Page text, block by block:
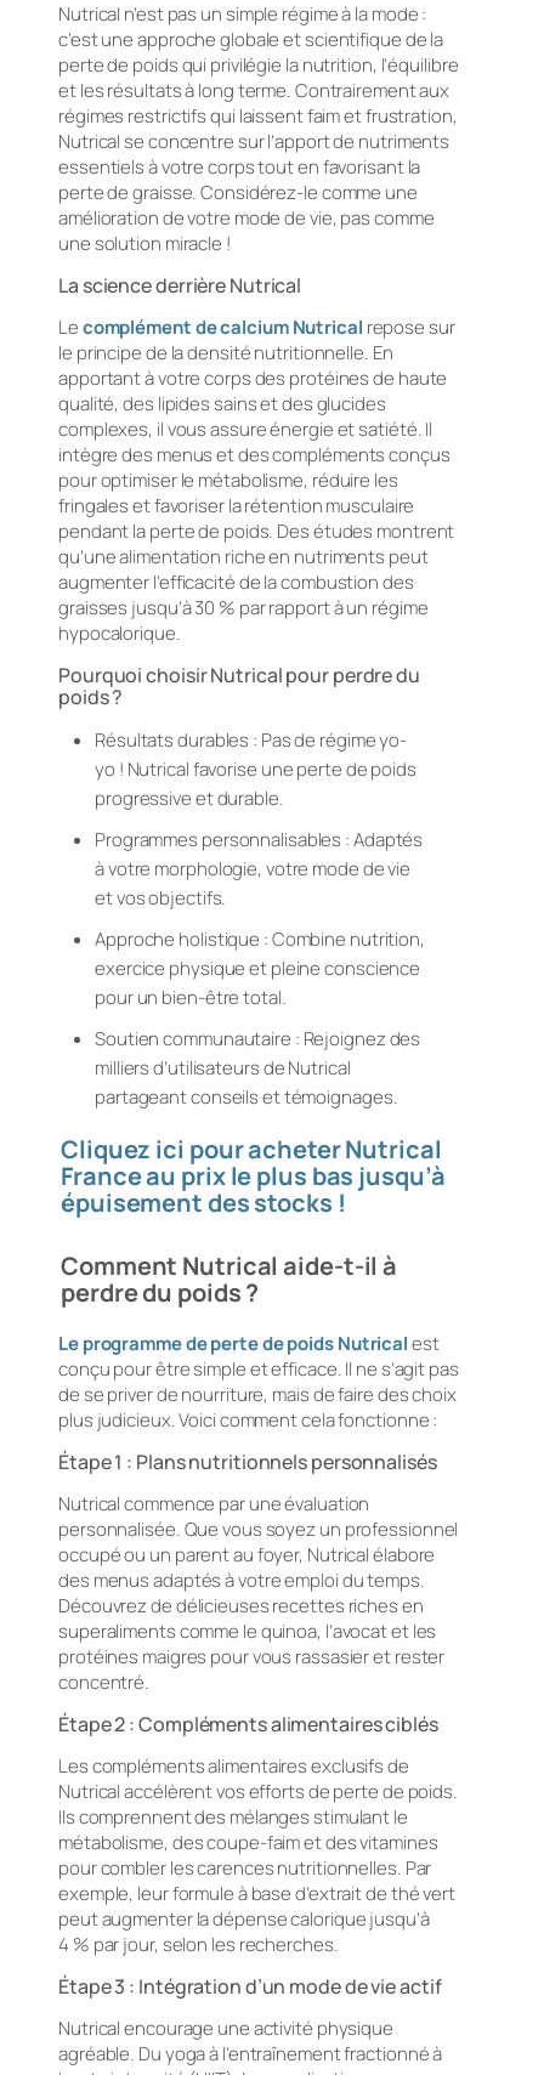
Nutrical n’est pas un simple régime à la mode :
c’est une approche globale et scientifique de la
perte de poids qui privilégie la nutrition, l’équilibre
et les résultats à long terme. Contrairement aux
régimes restrictifs qui laissent faim et frustration,
Nutrical se concentre sur l’apport de nutriments
essentiels à votre corps tout en favorisant la
perte de graisse. Considérez-le comme une
amélioration de votre mode de vie, pas comme
une solution miracle !
La science derrière Nutrical
Lecomplément de calcium Nutrical repose sur
le principe de la densité nutritionnelle. En
apportant à votre corps des protéines de haute
qualité, des lipides sains et des glucides
complexes, il vous assure énergie et satiété. Il
intègre des menus et des compléments conçus
pour optimiser le métabolisme, réduire les
fringales et favoriser la rétention musculaire
pendant la perte de poids. Des études montrent
qu’une alimentation riche en nutriments peut
augmenter l’efficacité de la combustion des
graisses jusqu’à 30 % par rapport à un régime
hypocalorique.
Pourquoi choisir Nutrical pour perdre du
poids ?
Résultats durables : Pas de régime yo-
yo ! Nutrical favorise une perte de poids
progressive et durable.
Programmes personnalisables : Adaptés
à votre morphologie, votre mode de vie
et vos objectifs.
Approche holistique : Combine nutrition,
exercice physique et pleine conscience
pour un bien-être total.
Soutien communautaire : Rejoignez des
milliers d’utilisateurs de Nutrical
partageant conseils et témoignages.
Cliquez ici pour acheter Nutrical
France au prix le plus bas jusqu’à
épuisement des stocks !
Comment Nutrical aide-t-il à
perdre du poids ?
Le programme de perte de poids Nutricalest
conçu pour être simple et efficace. Il ne s’agit pas
de se priver de nourriture, mais de faire des choix
plus judicieux. Voici comment cela fonctionne :
Étape 1 : Plans nutritionnels personnalisés
Nutrical commence par une évaluation
personnalisée. Que vous soyez un professionnel
occupé ou un parent au foyer, Nutrical élabore
des menus adaptés à votre emploi du temps.
Découvrez de délicieuses recettes riches en
superaliments comme le quinoa, l’avocat et les
protéines maigres pour vous rassasier et rester
concentré.
Étape 2 : Compléments alimentaires ciblés
Les compléments alimentaires exclusifs de
Nutrical accélèrent vos efforts de perte de poids.
Ils comprennent des mélanges stimulant le
métabolisme, des coupe-faim et des vitamines
pour combler les carences nutritionnelles. Par
exemple, leur formule à base d’extrait de thé vert
peut augmenter la dépense calorique jusqu’à
4 % par jour, selon les recherches.
Étape 3 : Intégration d’un mode de vie actif
Nutrical encourage une activité physique
agréable. Du yoga à l’entraînement fractionné à